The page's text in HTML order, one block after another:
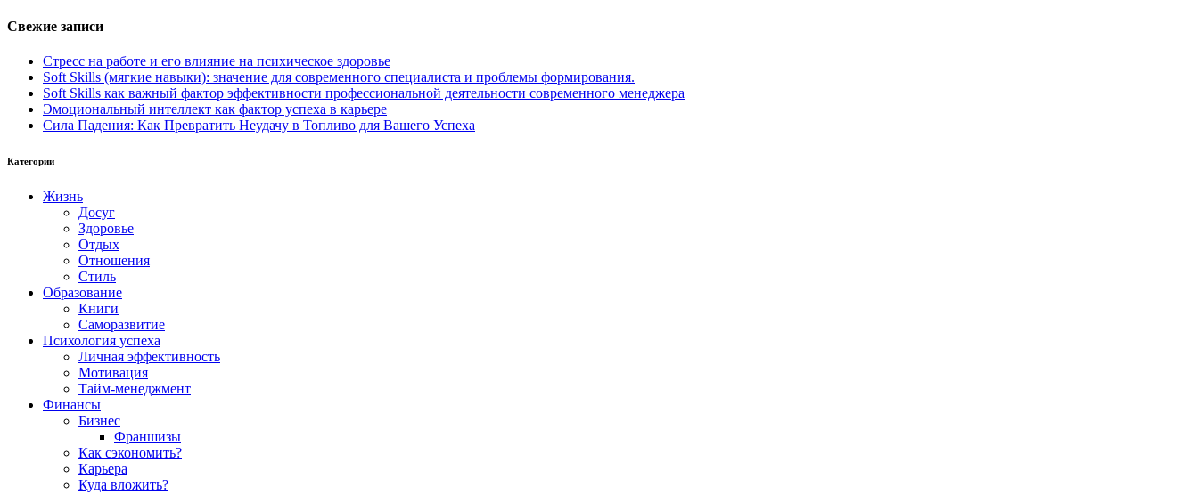
Свежие записи
Стресс на работе и его влияние на психическое здоровье
Soft Skills (мягкие навыки): значение для современного специалиста и проблемы формирования.
Soft Skills как важный фактор эффективности профессиональной деятельности современного менеджера
Эмоциональный интеллект как фактор успеха в карьере
Сила Падения: Как Превратить Неудачу в Топливо для Вашего Успеха
Категории
Жизнь
Досуг
Здоровье
Отдых
Отношения
Стиль
Образование
Книги
Саморазвитие
Психология успеха
Личная эффективность
Мотивация
Тайм-менеджмент
Финансы
Бизнес
Франшизы
Как сэкономить?
Карьера
Куда вложить?